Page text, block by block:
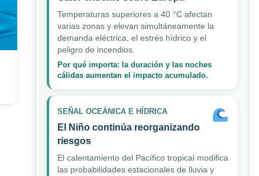
Temperaturas superiores a 40 °C afectan
varias zonas y elevan simultáneamente la
demanda eléctrica, el estrés hídrico y el
peligro de incendios.
Por qué importa: la duración y las noches
cálidas aumentan el impacto acumulado.
SEÑAL OCEÁNICA E HÍDRICA
El Niño continúa reorganizando
riesgos
El calentamiento del Pacífico tropical modifica
las probabilidades estacionales de lluvia y